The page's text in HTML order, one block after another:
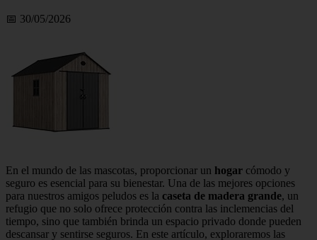
📅 30/05/2026
En el mundo de las mascotas, proporcionar un hogar cómodo y
seguro es esencial para su bienestar. Una de las mejores opciones
para nuestros amigos peludos es la caseta de madera grande, un
refugio que no solo ofrece protección contra las inclemencias del
tiempo, sino que también brinda un espacio privado donde pueden
descansar y sentirse seguros. En este artículo, exploraremos las